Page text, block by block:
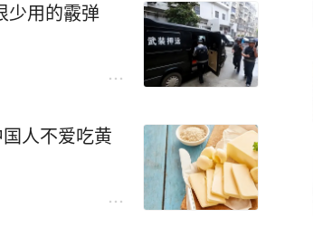
少用的霰弹
人不爱吃黄